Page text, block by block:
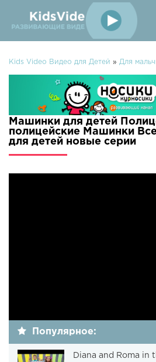
Kids Video Видео для Детей » Для
Машинки для детей
полицейские Машинки
для детей новые серии
Популярное:
Diana and Roma in